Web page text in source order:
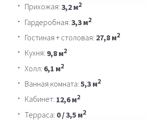
Прихожая:3,2 м2
Гардеробная:3,3 м2
Гостиная + столовая: 27,8 м2
Кухня: 9,8 м2
Холл: 6,1 м2
Ванная комната:5,3 м2
Кабинет: 12,6 м2
Терраса: 0 / 3,5 м2